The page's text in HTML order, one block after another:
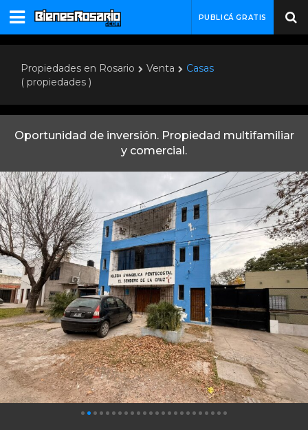
PUBLICÁ GRATIS
Propiedades en Rosario Venta
Casas
( propiedades )
Oportunidad de inversión. Propiedad multifamiliar
y comercial.